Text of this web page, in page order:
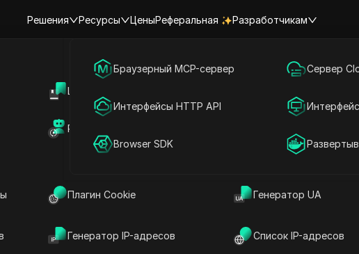
Решения
Маркетинг в социальных сетях
Онлайн-реклама
Общий доступ к аккаунту
Ресурсы
Центр поддержки
Рынок RPA (MCP)
Плагин Cookie Генератор UA
Генератор IP-адресов Список IP-адресов
ЦеныРеферальная Разработчикам
Браузерный MCP-сервер Сервер
Интерфейсы HTTP API
Browser SDKTutorly с
Tutorly Plus и
Плюс и Про планами, позволяя